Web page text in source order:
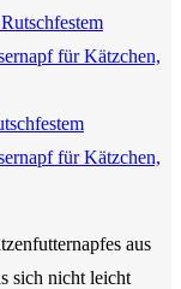
für Kätzchen,
aus
sich nicht leicht